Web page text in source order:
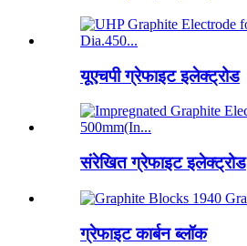
यूएचपी ग्रेफाइट इलेक्ट्रोड
संरेखित ग्रेफाइट इलेक्ट्रोड
ग्रेफाइट कार्बन ब्लॉक